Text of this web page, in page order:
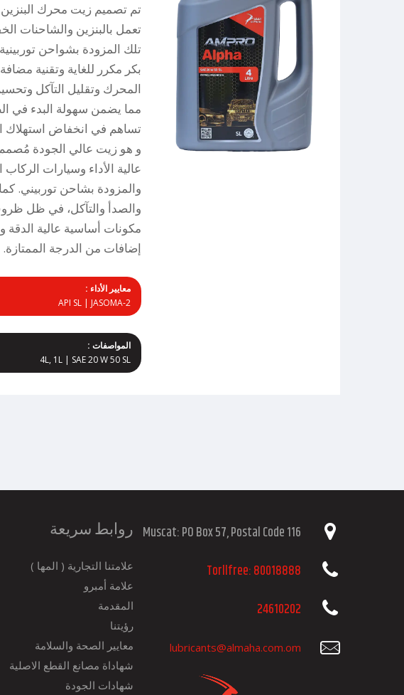
تم تصميم زيت محرك البنزين
تعمل بالبنزين والشاحنات
تلك المزودة بشواحن
بكر مكرر للغاية وتقنية
المحرك وتقليل التآكل
مما يضمن سهولة البدء في
تساهم في انخفاض استهلاك
و هو زيت عالي الجودة مُصمم
عالية الأداء وسيارات الركاب
والمزودة بشاحن توربيني.
والصدأ والتآكل، في ظل
مكونات أساسية عالية
إضافات من الدرجة الممتازة.
معايير الأداء :
API SL | JASOMA-2
المواصفات :
4L, 1L | SAE 20 W 50 SL
روابط سريعة
علامتنا التجارية ( المها )
علامة أمبرو
المقدمة
رؤيتنا
معايير الصحة والسلامة
شهاداة مصانع القطع الاصلية
شهادات الجودة
Muscat: PO Box 57, Postal Code 116
Torllfree: 80018888
24610202
lubricants@almaha.com.om